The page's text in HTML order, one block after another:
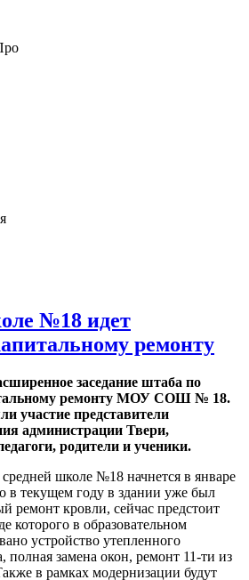
№18 идет
ремонту
заседание штаба по
ремонту МОУ СОШ № 18.
участие представители
администрации Твери,
родители и ученики.
школе №18 начнется в январе
в текущем году в здании уже был
ремонт кровли, сейчас предстоит
которого в образовательном
устройство утепленного
полная замена окон, ремонт 11-ти из
в рамках модернизации будут